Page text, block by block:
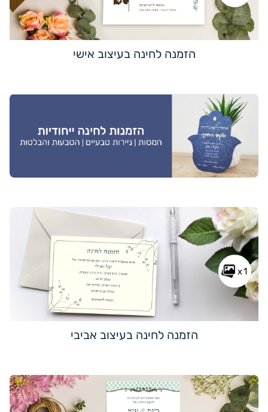
הזמנה לחינה בעיצוב אישי
x1
הזמנה לחינה בעיצוב אביבי